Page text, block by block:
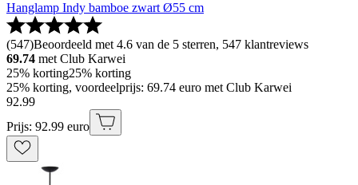
Hanglamp Indy bamboe zwart Ø55 cm
(547)Beoordeeld met 4.6 van de 5 sterren, 547 klantreviews
69.74 met Club Karwei
25% korting25% korting
25% korting, voordeelprijs: 69.74 euro met Club Karwei
92.99
Prijs: 92.99 euro